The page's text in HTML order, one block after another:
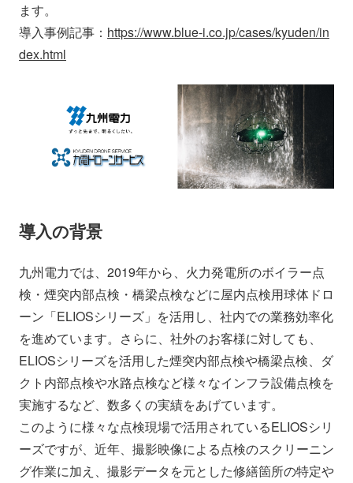
ます。
導入事例記事： https://www.blue-i.co.jp/cases/kyuden/in
dex.html
導入の背景
九州電力では、2019年から、火力発電所のボイラー点
検・煙突内部点検・橋梁点検などに屋内点検用球体ドロ
ーン「ELIOSシリーズ」を活用し、社内での業務効率化
を進めています。さらに、社外のお客様に対しても、
ELIOSシリーズを活用した煙突内部点検や橋梁点検、ダ
クト内部点検や水路点検など様々なインフラ設備点検を
実施するなど、数多くの実績をあげています。
このように様々な点検現場で活用されているELIOSシリ
ーズですが、近年、撮影映像による点検のスクリーニン
グ作業に加え、撮影データを元とした修繕箇所の特定や